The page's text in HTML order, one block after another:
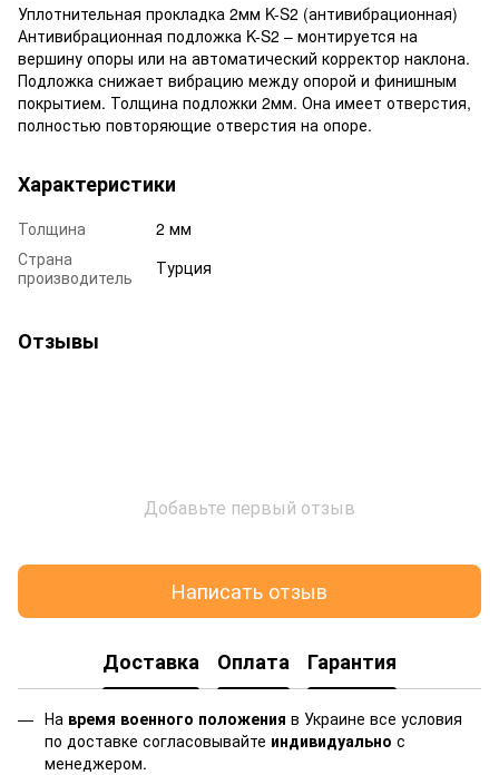
Уплотнительная прокладка 2мм K-S2 (антивибрационная)
Антивибрационная подложка K-S2 – монтируется на
вершину опоры или на автоматический корректор наклона.
Подложка снижает вибрацию между опорой и финишным
покрытием. Толщина подложки 2мм. Она имеет отверстия,
полностью повторяющие отверстия на опоре.
Характеристики
Толщина
2 мм
Страна
производитель
Турция
Отзывы
Добавьте первый отзыв
Написать отзыв
Доставка Оплата Гарантия
На время военного положения в Украине все условия
по доставке согласовывайте индивидуально с
менеджером.